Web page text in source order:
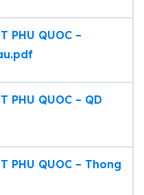
PHU QUOC –
PHU QUOC – QD
PHU QUOC – Thong